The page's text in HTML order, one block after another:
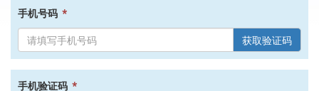
手机号码 *
获取验证码
手机验证码 *